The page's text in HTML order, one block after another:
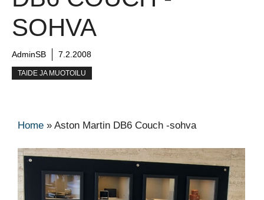
SOHVA
AdminSB 7.2.2008
TAIDE JA MUOTOILU
Home » Aston Martin DB6 Couch -sohva